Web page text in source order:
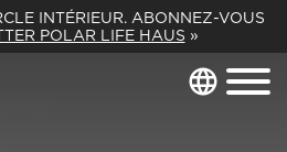
INTÉRIEUR. ABONNEZ-VOUS
POLAR LIFE HAUS »